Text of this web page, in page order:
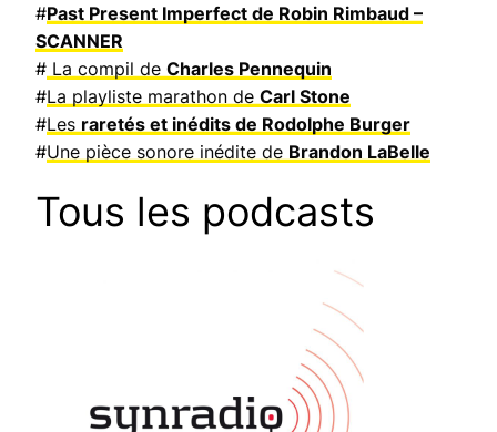
#Past Present Imperfect de Robin Rimbaud –
SCANNER
# La compil de Charles Pennequin
#La playliste marathon de Carl Stone
#Les raretés et inédits de Rodolphe Burger
#Une pièce sonore inédite de Brandon LaBelle
Tous les podcasts